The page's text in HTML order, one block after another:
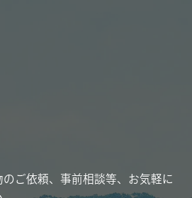
ご依頼、事前相談等、お気軽に